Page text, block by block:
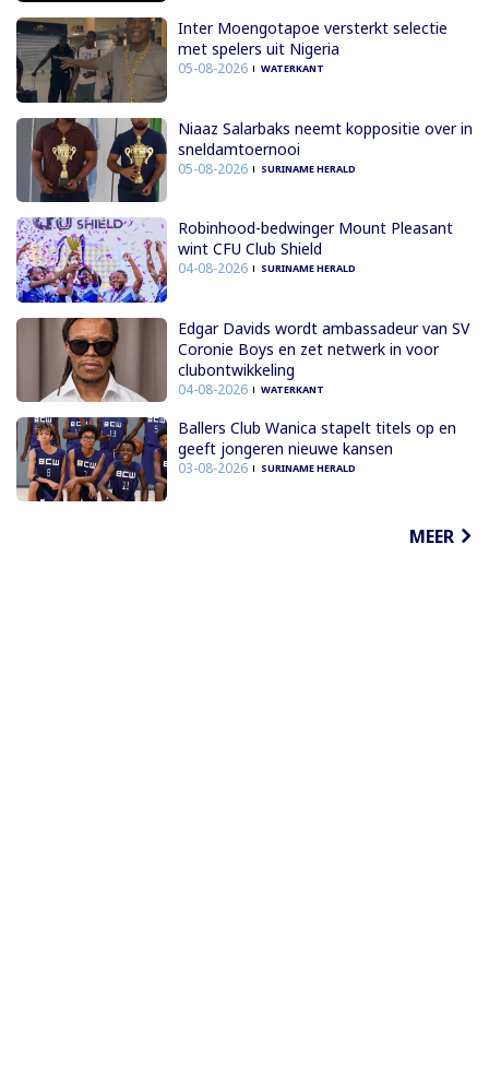
Inter Moengotapoe versterkt selectie
met spelers uit Nigeria
05-08-2026 WATERKANT
Niaaz Salarbaks neemt koppositie over in
sneldamtoernooi
05-08-2026 SURINAME HERALD
Robinhood-bedwinger Mount Pleasant
wint CFU Club Shield
04-08-2026 SURINAME HERALD
Edgar Davids wordt ambassadeur van SV
Coronie Boys en zet netwerk in voor
clubontwikkeling
04-08-2026 WATERKANT
Ballers Club Wanica stapelt titels op en
geeft jongeren nieuwe kansen
03-08-2026 SURINAME HERALD
MEER